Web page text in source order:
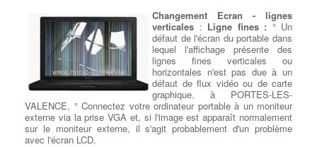
voulez un disque SSD (Solid
State Drive ) ou un disque dur
HDD (Dard Disque Drive) à
PORTES-LES-VALENCE . Un
disque SSD remplit la même fonction qu'un disque dur classique,
mais il présente quelques avantages et inconvénients. Un SSD
est un type de lecteur de données qui utilise une mémoire flash
au lieu des disques métalliques en rotation que l'on trouve sur les
disques durs traditionnels. Pensez-y comme un disque USB
massif ou une carte SD. à PORTES-LES-VALENCE les disques
SSD lisent et écrivent des données plus rapidement, ils
consomment moins d'énergie, chauffe beaucoup moins et
Changement Ecran - lignes
verticales : Ligne fines : ° Un
défaut de l'écran du portable dans
lequel l'affichage présente des
lignes fines verticales ou
horizontales n'est pas due à un
défaut de flux vidéo ou de carte
graphique. à PORTES-LES-
VALENCE, ° Connectez votre ordinateur portable à un moniteur
externe via la prise VGA et, si l'image est apparaît normalement
sur le moniteur externe, il s'agit probablement d'un problème
avec l'écran LCD.